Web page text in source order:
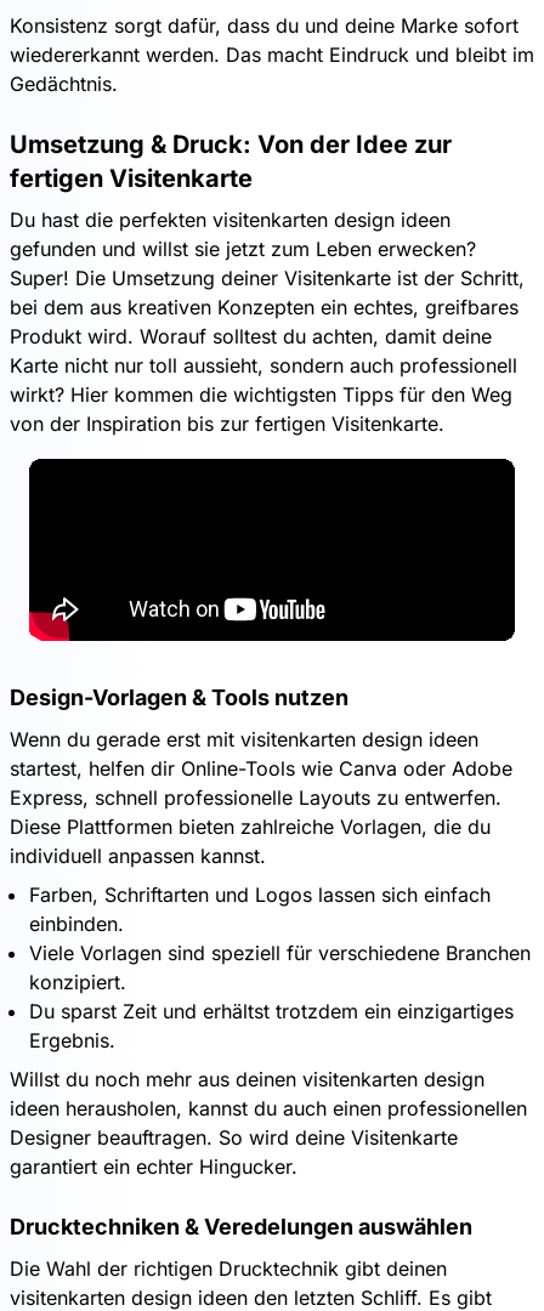
Konsistenz sorgt dafür, dass du und deine Marke sofort
wiedererkannt werden. Das macht Eindruck und bleibt im
Gedächtnis.
Umsetzung & Druck: Von der Idee zur
fertigen Visitenkarte
Du hast die perfekten visitenkarten design ideen
gefunden und willst sie jetzt zum Leben erwecken?
Super! Die Umsetzung deiner Visitenkarte ist der Schritt,
bei dem aus kreativen Konzepten ein echtes, greifbares
Produkt wird. Worauf solltest du achten, damit deine
Karte nicht nur toll aussieht, sondern auch professionell
wirkt? Hier kommen die wichtigsten Tipps für den Weg
von der Inspiration bis zur fertigen Visitenkarte.
Design-Vorlagen & Tools nutzen
Wenn du gerade erst mit visitenkarten design ideen
startest, helfen dir Online-Tools wie Canva oder Adobe
Express, schnell professionelle Layouts zu entwerfen.
Diese Plattformen bieten zahlreiche Vorlagen, die du
individuell anpassen kannst.
Farben, Schriftarten und Logos lassen sich einfach
einbinden.
Viele Vorlagen sind speziell für verschiedene Branchen
konzipiert.
Du sparst Zeit und erhältst trotzdem ein einzigartiges
Ergebnis.
Willst du noch mehr aus deinen visitenkarten design
ideen herausholen, kannst du auch einen professionellen
Designer beauftragen. So wird deine Visitenkarte
garantiert ein echter Hingucker.
Drucktechniken & Veredelungen auswählen
Die Wahl der richtigen Drucktechnik gibt deinen
visitenkarten design ideen den letzten Schliff. Es gibt